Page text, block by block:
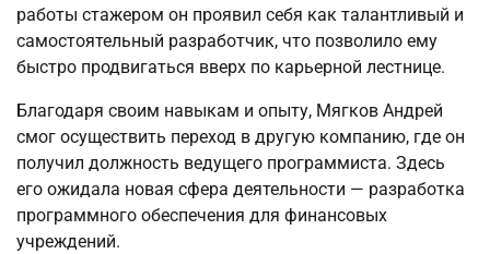
работы стажером он проявил себя как талантливый и
самостоятельный разработчик, что позволило ему
быстро продвигаться вверх по карьерной лестнице.
Благодаря своим навыкам и опыту, Мягков Андрей
смог осуществить переход в другую компанию, где он
получил должность ведущего программиста. Здесь
его ожидала новая сфера деятельности — разработка
программного обеспечения для финансовых
учреждений.